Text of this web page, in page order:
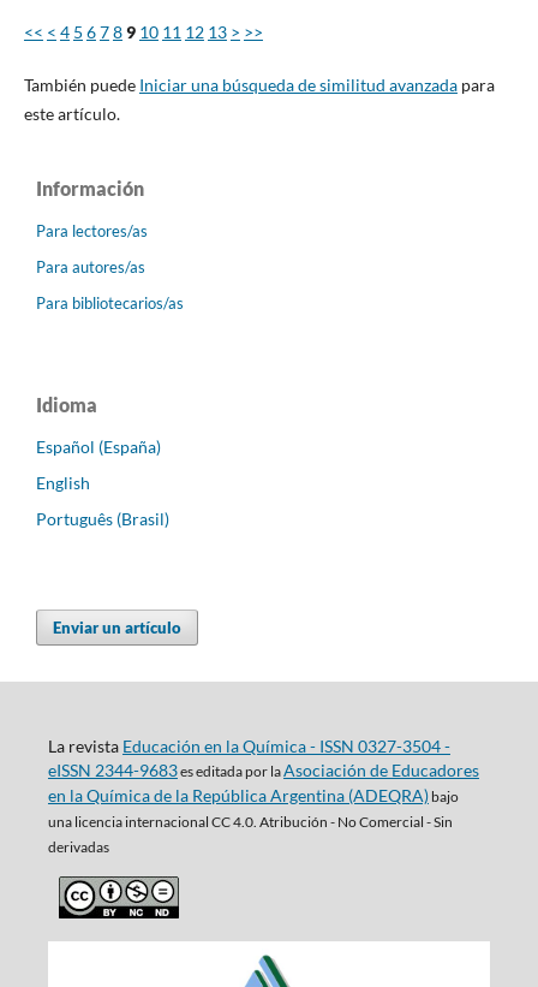
<< < 4 5 6789 10 11 12 13 > >>
También puede Iniciar una búsqueda de similitud avanzadapara
este artículo.
Información
Para lectores/as
Para autores/as
Para bibliotecarios/as
Idioma
Español (España)
English
Português (Brasil)
Enviar un artículo
La revista Educación en la Química - ISSN 0327-3504 -
eISSN 2344-9683es editada por laAsociación de Educadores
en la Química de la República Argentina (ADEQRA)bajo
una licencia internacional CC 4.0. Atribución - No Comercial - Sin
derivadas